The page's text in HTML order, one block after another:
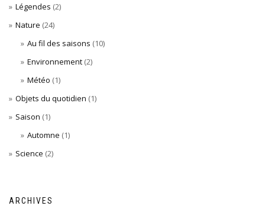
Légendes (2)
Nature (24)
Au fil des saisons (10)
Environnement(2)
Météo (1)
Objets du quotidien (1)
Saison (1)
Automne (1)
Science (2)
ARCHIVES